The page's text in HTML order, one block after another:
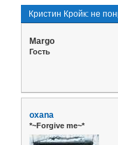
Кристин Кройк: не
Margo
Гость
oxana
*~Forgive me~*